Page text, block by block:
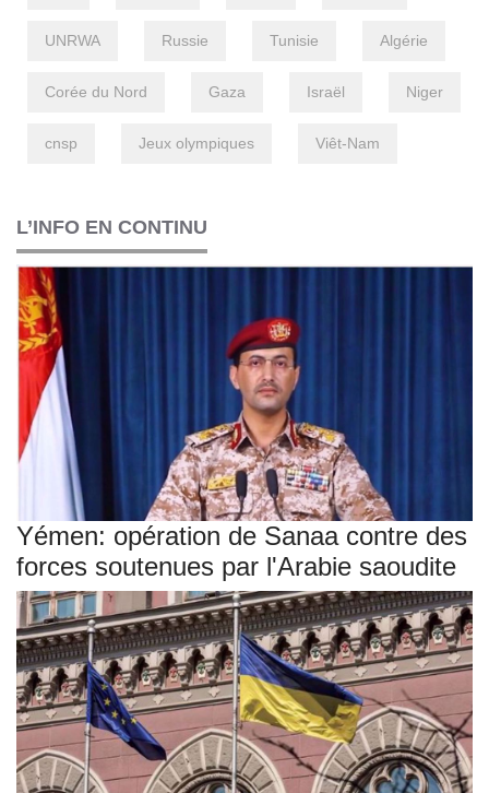
UNRWA Russie Tunisie Algérie
Corée du Nord Gaza Israël Niger
cnsp Jeux olympiques Viêt-Nam
L’INFO EN CONTINU
Yémen: opération de Sanaa contre des
forces soutenues par l'Arabie saoudite